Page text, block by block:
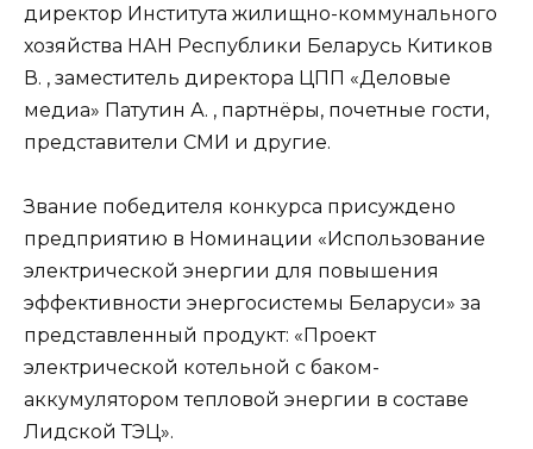
директор Института жилищно-коммунального
хозяйства НАН Республики Беларусь Китиков
В. , заместитель директора ЦПП «Деловые
медиа» Патутин А. , партнёры, почетные гости,
представители СМИ и другие.
Звание победителя конкурса присуждено
предприятию в Номинации «Использование
электрической энергии для повышения
эффективности энергосистемы Беларуси» за
представленный продукт: «Проект
электрической котельной с баком-
аккумулятором тепловой энергии в составе
Лидской ТЭЦ».